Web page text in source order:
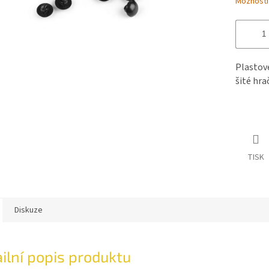
šité
TISK
Diskuze
popis produktu